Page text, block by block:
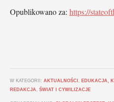
Opublikowano za: https://
W KATEGORII: AKTUALNOŚCI EDUKACJA,
REDAKCJA
ŚWIAT I CYWILIZACJE